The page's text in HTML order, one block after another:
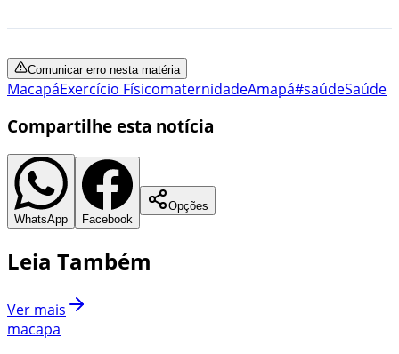
Comunicar erro nesta matéria
MacapáExercício FísicomaternidadeAmapá#saúdeSaúde
Compartilhe esta notícia
WhatsApp Facebook
Opções
Leia Também
Ver mais
macapa